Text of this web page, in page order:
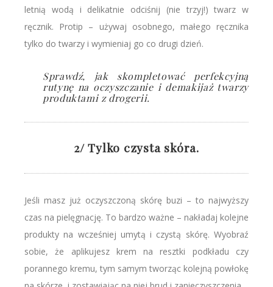
letnią wodą i delikatnie odciśnij (nie trzyj!) twarz w
ręcznik. Protip – używaj osobnego, małego ręcznika
tylko do twarzy i wymieniaj go co drugi dzień.
Sprawdź, jak skompletować perfekcyjną
rutynę na oczyszczanie i demakijaż twarzy
produktami z drogerii.
2/ Tylko czysta skóra.
Jeśli masz już oczyszczoną skórę buzi – to najwyższy
czas na pielęgnację. To bardzo ważne – nakładaj kolejne
produkty na wcześniej umytą i czystą skórę. Wyobraź
sobie, że aplikujesz krem na resztki podkładu czy
porannego kremu, tym samym tworząc kolejną powłokę